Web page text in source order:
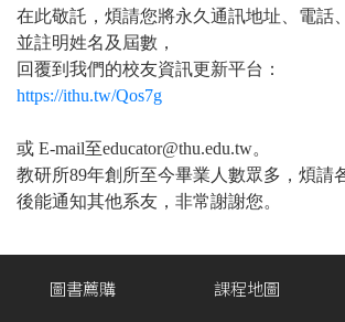
在此敬託，煩請您將永久通訊地址、電話
並註明姓名及屆數，
回覆到我們的校友資訊更新平台：
https://ithu.tw/Qos7g
或 E-mail至educator@thu.edu.tw。
教研所89年創所至今畢業人數眾多，煩請
後能通知其他系友，非常謝謝您。
圖書薦購 課程地圖